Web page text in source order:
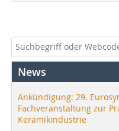
News
Ankündigung: 29.
Fachveranstaltung zur
Keramikindustrie